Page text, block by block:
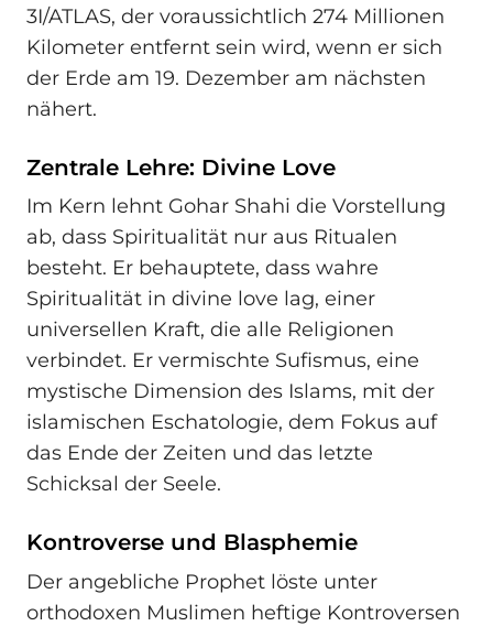
3I/ATLAS, der voraussichtlich 274 Millionen
Kilometer entfernt sein wird, wenn er sich
der Erde am 19. Dezember am nächsten
nähert.
Zentrale Lehre: Divine Love
Im Kern lehnt Gohar Shahi die Vorstellung
ab, dass Spiritualität nur aus Ritualen
besteht. Er behauptete, dass wahre
Spiritualität in divine love lag, einer
universellen Kraft, die alle Religionen
verbindet. Er vermischte Sufismus, eine
mystische Dimension des Islams, mit der
islamischen Eschatologie, dem Fokus auf
das Ende der Zeiten und das letzte
Schicksal der Seele.
Kontroverse und Blasphemie
Der angebliche Prophet löste unter
orthodoxen Muslimen heftige Kontroversen